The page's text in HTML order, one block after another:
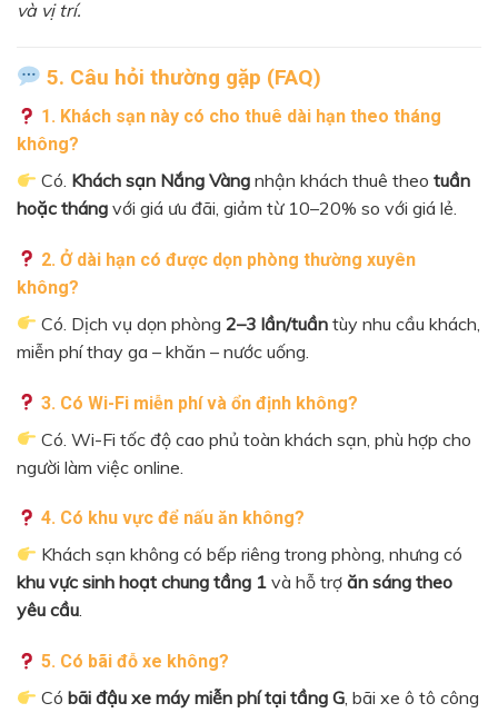
và vị trí.
5. Câu hỏi thường gặp (FAQ)
1. Khách sạn này có cho thuê dài hạn theo tháng
không?
Có. Khách sạn Nắng Vàng nhận khách thuê theotuần
hoặc tháng với giá ưu đãi, giảm từ 10–20% so với giá lẻ.
2. Ở dài hạn có được dọn phòng thường xuyên
không?
Có. Dịch vụ dọn phòng2–3 lần/tuần tùy nhu cầu khách,
miễn phí thay ga – khăn – nước uống.
3. Có Wi-Fi miễn phí và ổn định không?
Có. Wi-Fi tốc độ cao phủ toàn khách sạn, phù hợp cho
người làm việc online.
4. Có khu vực để nấu ăn không?
Khách sạn không có bếp riêng trong phòng, nhưng có
khu vực sinh hoạt chung tầng 1 và hỗ trợ ăn sáng theo
yêu cầu.
5. Có bãi đỗ xe không?
Cóbãi đậu xe máy miễn phí tại tầng G, bãi xe ô tô công